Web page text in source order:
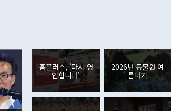
은 업무보고 사후 브리핑에서 정 장관이 언급한
9월 러시아 블라디보스토크에서 열리는 '동방경
"정부 차원에서 (참석을) 검토하고 있다"고 발언
"그것은 외교부의 몫"이라며 "아직 거기까지 진
랐다. 정 장관이 이날 소개한 대북 구상과 설명은
았다는 점에서 문제가 있다. 특히 주적 표현 대체
합의 복원, 4자회담 추진 등은 통일부 장관이 결
이라는 지적이 나오고 있다. 이 대통령은 정 장관의
전환됐다. 본원소득수지는 배당소득을 중심으로
배당수입이 늘어난 데다 전월 분기배당에 따른
던 올해 3월(369억9000만달러)을 넘어선 것이다.
의 해외투자가 80억1000만달러, 외국인의 국내
각 증가했다. 증권투자에서는 외국인의 국내 주식
인의 국내 주식 투자는 차익실현 매도 등의 영향
소하며 전월(-310억5000만달러)에 이어 역대 최
신했다. 외국인의 국내 채권투자는 세계국채지수
기 말 만기도래 영향으로 증가 폭이 줄어든 52억
홈플러스, '다시 영
업합니다'
2026년 동물원 여
름나기